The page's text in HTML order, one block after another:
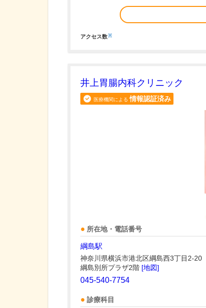
アクセス数※
井上胃腸内科クリニック
医療機関による 情報認証済み
所在地・電話番号
綱島駅
神奈川県横浜市港北区綱島西3丁目2-20
綱島別所プラザ2階 [地図]
045-540-7754
診療科目